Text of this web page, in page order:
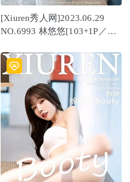
[Xiuren秀人网]2023.06.29
NO.6993 林悠悠[103+1P／